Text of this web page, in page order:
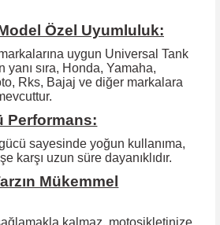
Özel Uyumluluk:
uygun Universal Tank
yanı sıra, Honda, Yamaha,
Rks, Bajaj ve diğer markalara
Performans:
sayesinde yoğun kullanıma,
karşı uzun süre dayanıklıdır.
Mükemmel
kalmaz, motosikletinize